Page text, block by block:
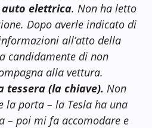
auto elettrica. Non ha letto
Dopo averle indicato di
all’atto della
candidamente di non
alla vettura.
tessera (la chiave). Non
la porta – la Tesla ha una
– poi mi fa accomodare e